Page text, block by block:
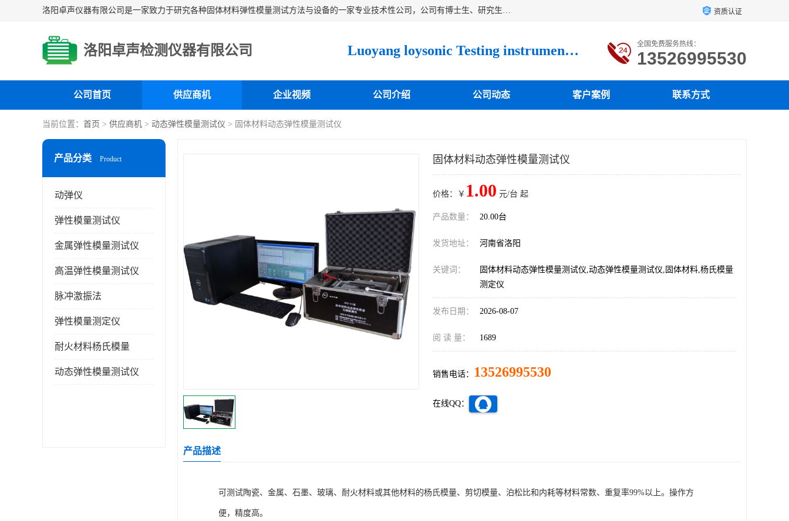
洛阳卓声仪器有限公司是一家致力于研究各种固体材料弹性模量测试方法与设备的一家专业技术性公司，公司有博士生、研究生等相关人员专业从事该技术的研发开拓，目前已开发成功出常温动态弹性模量仪、高温动态弹性模量仪，可测试不同材料、不同形状的弹性模量，测试技术达国内成员之一水平，国际先进水平，望有识之士能共同合作，为材料的生产、研发提供必要的技术支持。 资质认证
洛阳卓声检测仪器有限公司 Luoyang loysonic Testing instrument co., LTD 全国免费服务热线：
13526995530
公司首页 供应商机 企业视频 公司介绍 公司动态 客户案例 联系方式
当前位置： 首页 > 供应商机 > 动态弹性模量测试仪 > 固体材料动态弹性模量测试仪
产品分类 Product
动弹仪
弹性模量测试仪
金属弹性模量测试仪
高温弹性模量测试仪
脉冲激振法
弹性模量测定仪
耐火材料杨氏模量
动态弹性模量测试仪
固体材料动态弹性模量测试仪
价格：￥ 1.00 元/台 起
产品数量： 20.00台
发货地址： 河南省洛阳
关键词：
固体材料动态弹性模量测试仪,动态弹性模量测试仪,固体材料,杨氏模量
测定仪
发布日期： 2026-08-07
阅 读 量： 1689
销售电话： 13526995530
在线QQ：
产品描述
可测试陶瓷、金属、石墨、玻璃、耐火材料或其他材料的杨氏模量、剪切模量、泊松比和内耗等材料常数、重复率99%以上。操作方
便，精度高。